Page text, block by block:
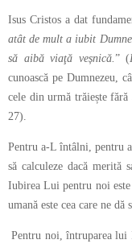
Isus Cristos a dat
atât de mult a iubit
să aibă viaţă veșnică.” (
cunoască pe Dumnezeu,
cele din urmă trăiește
27).
Pentru a-L întâlni, pentru
să calculeze dacă merită
Iubirea Lui pentru noi este
umană este cea care ne dă
Pentru noi, întruparea lui